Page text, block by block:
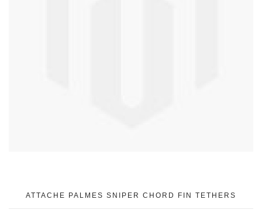
ATTACHE PALMES SNIPER CHORD FIN TETHERS